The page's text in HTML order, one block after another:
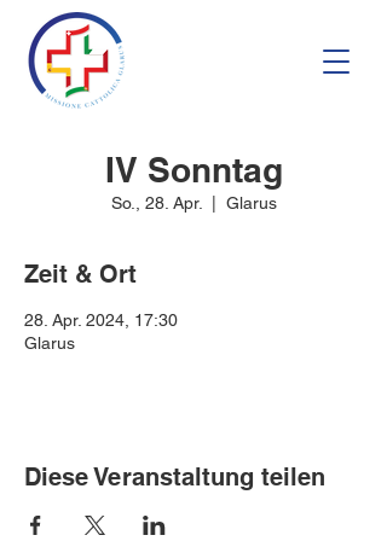
IV Sonntag
So., 28. Apr. Glarus
Zeit & Ort
28. Apr. 2024, 17:30
Glarus
Diese Veranstaltung teilen